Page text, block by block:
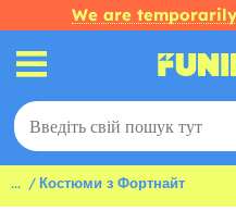
We are
... Костюми з Фортнайт